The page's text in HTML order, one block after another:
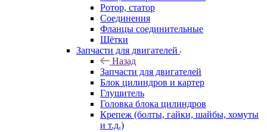
Ротор, статор
Соединения
Фланцы соединительные
Щётки
Запчасти для двигателей
Назад
Запчасти для двигателей
Блок цилиндров и картер
Глушитель
Головка блока цилиндров
Крепеж (болты, гайки, шайбы, хомуты
и т.д.)